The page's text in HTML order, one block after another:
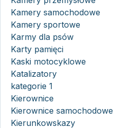
Kamery samochodowe
Kamery sportowe
Karmy dla psów
Karty pamięci
Kaski motocyklowe
Katalizatory
kategorie 1
Kierownice
Kierownice samochodowe
Kierunkowskazy